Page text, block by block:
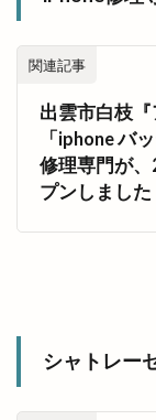
関連記事
出雲市白枝『
「iphone バ
修理専門が
プンしました
シャトレー